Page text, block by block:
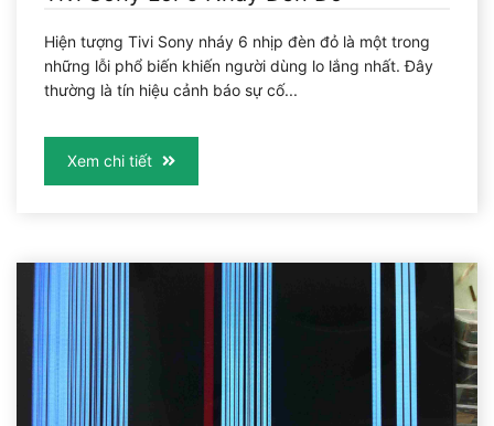
Hiện tượng Tivi Sony nháy 6 nhịp đèn đỏ là một trong
những lỗi phổ biến khiến người dùng lo lắng nhất. Đây
thường là tín hiệu cảnh báo sự cố...
Xem chi tiết